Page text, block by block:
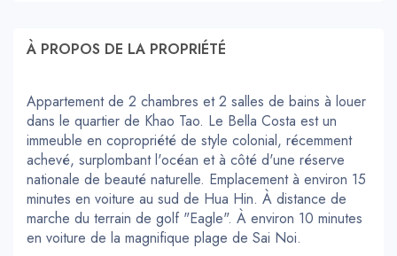
À PROPOS DE LA PROPRIÉTÉ
Appartement de 2 chambres et 2 salles de bains à louer
dans le quartier de Khao Tao. Le Bella Costa est un
immeuble en copropriété de style colonial, récemment
achevé, surplombant l'océan et à côté d'une réserve
nationale de beauté naturelle. Emplacement à environ 15
minutes en voiture au sud de Hua Hin. À distance de
marche du terrain de golf "Eagle". À environ 10 minutes
en voiture de la magnifique plage de Sai Noi.